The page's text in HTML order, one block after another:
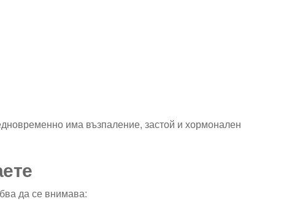
има възпаление, застой и хормонален
да се внимава: